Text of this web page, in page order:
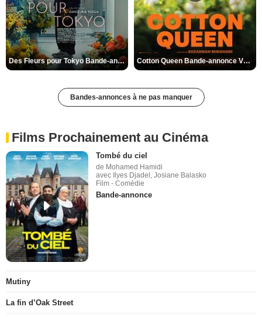
Des Fleurs pour Tokyo Bande-annonce VO STFR Cotton Queen Bande-annonce VO STFR
Bandes-annonces à ne pas manquer
Films Prochainement au Cinéma
Tombé du ciel
de Mohamed Hamidi
avec Ilyes Djadel, Josiane Balasko
Film - Comédie
Bande-annonce
Mutiny
La fin d’Oak Street